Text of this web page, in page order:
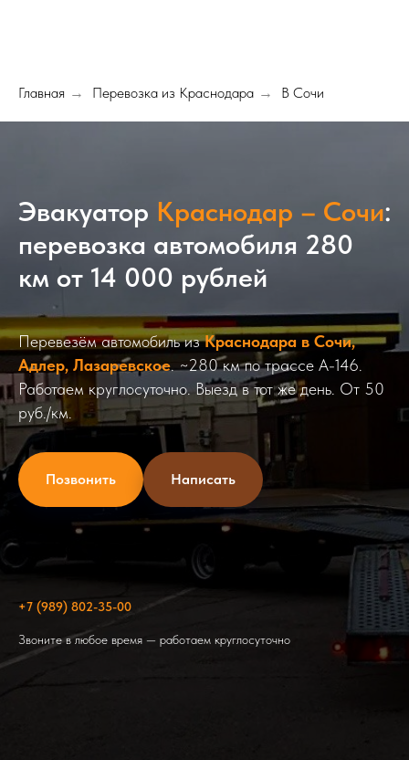
Главная → Перевозка из Краснодара → В Сочи
Эвакуатор Краснодар – Сочи:
перевозка автомобиля 280
км от 14 000 рублей
Перевезём автомобиль изКраснодара в Сочи,
Адлер, Лазаревское. ~280 км по трассе А-146.
Работаем круглосуточно. Выезд в тот же день. От 50
руб./км.
Позвонить Написать
+7 (989) 802-35-00
Звоните в любое время — работаем круглосуточно